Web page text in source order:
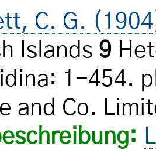
C. G.
Islands 9
1-454.
and Co.